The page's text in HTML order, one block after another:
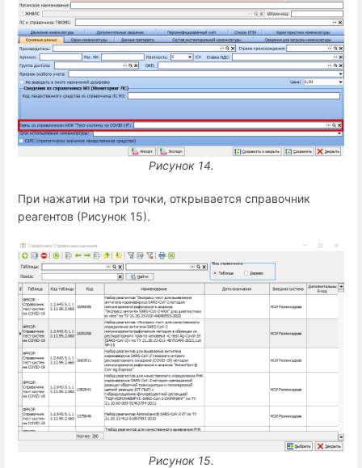
Рисунок 14.
При нажатии на три точки, открывается справочник
реагентов (Рисунок 15).
Рисунок 15.